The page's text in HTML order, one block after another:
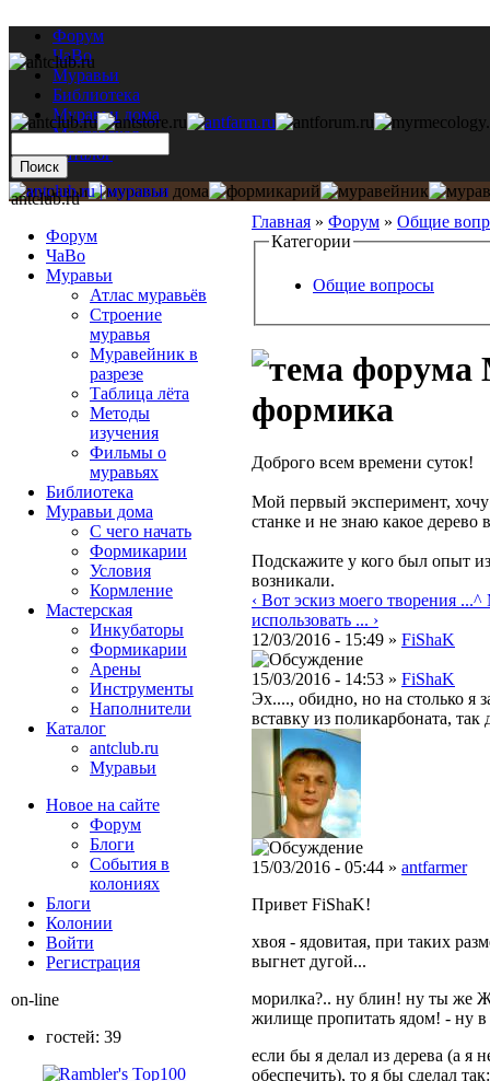
Форум
ЧаВо
Муравьи
Библиотека
Муравьи дома
Мастерская
Каталог
Главная » Форум » Общие
Категории
Общие вопросы
формика
Доброго всем времени суток!
Мой первый эксперимент,
станке и не знаю какое дерево
Подскажите у кого был опыт
возникали.
‹ Вот эскиз моего творения ...^
использовать ... ›
12/03/2016 - 15:49 » FiShaK
15/03/2016 - 14:53 » FiShaK
Эх...., обидно, но на столько я
вставку из поликарбоната,
15/03/2016 - 05:44 » antfarmer
Привет FiShaK!
хвоя - ядовитая, при таких
выгнет дугой...
морилка?.. ну блин! ну ты же
жилище пропитать ядом! - ну в
если бы я делал из дерева (а
обеспечить), то я бы сделал так:
antclub.ru
Форум
ЧаВо
Муравьи
Атлас муравьёв
Строение
муравья
Муравейник в
разрезе
Таблица лёта
Методы
изучения
Фильмы о
муравьях
Библиотека
Муравьи дома
С чего начать
Формикарии
Условия
Кормление
Мастерская
Инкубаторы
Формикарии
Арены
Инструменты
Наполнители
Каталог
antclub.ru
Муравьи
Новое на сайте
Форум
Блоги
События в
колониях
Блоги
Колонии
Войти
Peгиcтpaция
on-line
гостей: 39